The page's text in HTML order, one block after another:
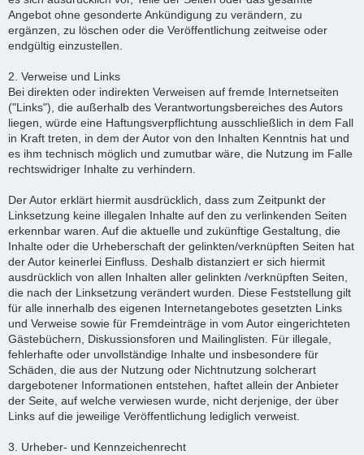
Angebot ohne gesonderte Ankündigung zu verändern, zu
ergänzen, zu löschen oder die Veröffentlichung zeitweise oder
endgültig einzustellen.
2. Verweise und Links
Bei direkten oder indirekten Verweisen auf fremde Internetseiten
("Links"), die außerhalb des Verantwortungsbereiches des Autors
liegen, würde eine Haftungsverpflichtung ausschließlich in dem Fall
in Kraft treten, in dem der Autor von den Inhalten Kenntnis hat und
es ihm technisch möglich und zumutbar wäre, die Nutzung im Falle
rechtswidriger Inhalte zu verhindern.
Der Autor erklärt hiermit ausdrücklich, dass zum Zeitpunkt der
Linksetzung keine illegalen Inhalte auf den zu verlinkenden Seiten
erkennbar waren. Auf die aktuelle und zukünftige Gestaltung, die
Inhalte oder die Urheberschaft der gelinkten/verknüpften Seiten hat
der Autor keinerlei Einfluss. Deshalb distanziert er sich hiermit
ausdrücklich von allen Inhalten aller gelinkten /verknüpften Seiten,
die nach der Linksetzung verändert wurden. Diese Feststellung gilt
für alle innerhalb des eigenen Internetangebotes gesetzten Links
und Verweise sowie für Fremdeinträge in vom Autor eingerichteten
Gästebüchern, Diskussionsforen und Mailinglisten. Für illegale,
fehlerhafte oder unvollständige Inhalte und insbesondere für
Schäden, die aus der Nutzung oder Nichtnutzung solcherart
dargebotener Informationen entstehen, haftet allein der Anbieter
der Seite, auf welche verwiesen wurde, nicht derjenige, der über
Links auf die jeweilige Veröffentlichung lediglich verweist.
3. Urheber- und Kennzeichenrecht